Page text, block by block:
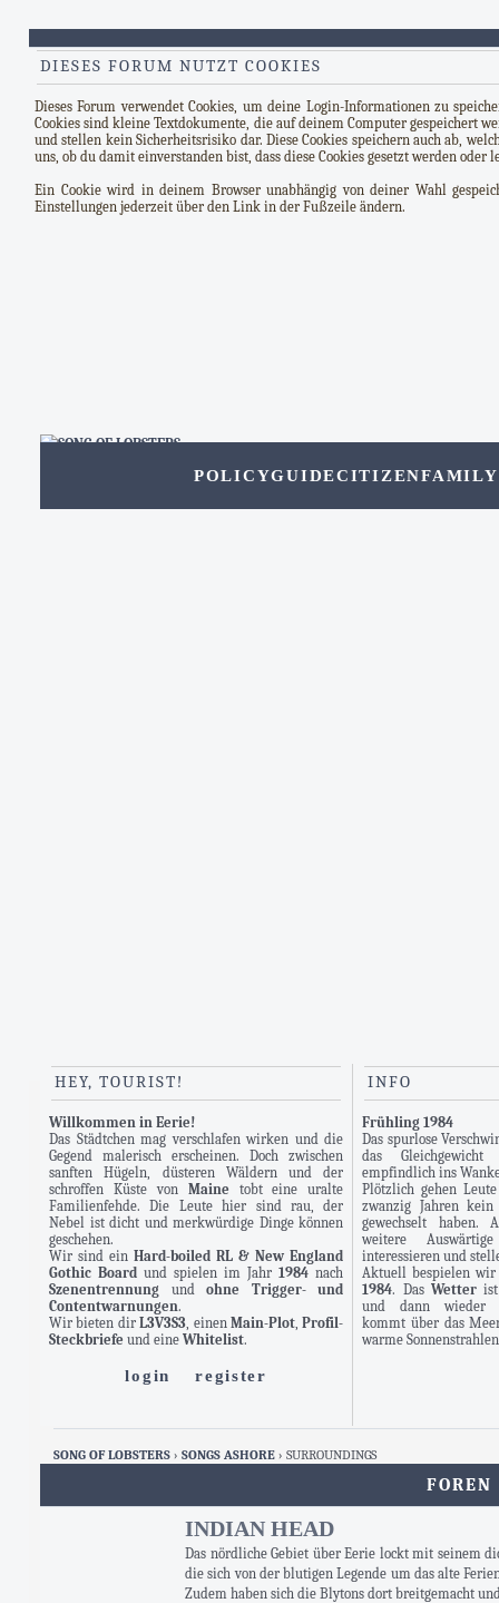
DIESES FORUM NUTZT COOKIES
Dieses Forum verwendet Cookies, um deine Login-Informationen zu
Cookies sind kleine Textdokumente, die auf deinem Computer gespeichert
und stellen kein Sicherheitsrisiko dar. Diese Cookies speichern auch ab,
uns, ob du damit einverstanden bist, dass diese Cookies gesetzt werden oder
Ein Cookie wird in deinem Browser unabhängig von deiner Wahl
Einstellungen jederzeit über den Link in der Fußzeile ändern.
POLICYGUIDECITIZENFAMILY
HEY, TOURIST!
Willkommen in Eerie!
Das Städtchen mag verschlafen wirken und die
Gegend malerisch erscheinen. Doch zwischen
sanften Hügeln, düsteren Wäldern und der
schroffen Küste von Maine tobt eine uralte
Familienfehde. Die Leute hier sind rau, der
Nebel ist dicht und merkwürdige Dinge können
geschehen.
Wir sind einHard-boiled RL & New England
Gothic Board und spielen im Jahr1984 nach
Szenentrennung undohne Trigger- und
Contentwarnungen.
Wir bieten dirL3V3S3, einen Main-Plot,Profil-
Steckbriefe und eine Whitelist.
login register
INFO
Frühling 1984
Das spurlose
das
empfindlich ins
Plötzlich gehen
zwanzig Jahren
gewechselt haben.
weitere
interessieren und
Aktuell bespielen
1984. Das Wetterist
und dann wieder
kommt über das
warme
SONG OF LOBSTERS › SONGS ASHORE › SURROUNDINGS
INDIAN HEAD
Das nördliche Gebiet über Eerie lockt mit seinem
die sich von der blutigen Legende um das alte
Zudem haben sich die Blytons dort breitgemacht